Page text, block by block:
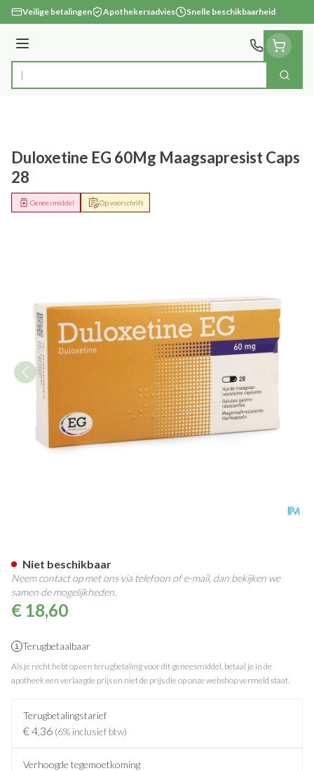
Ga naar de inhoud
Veilige betalingen Apothekersadvies Snelle beschikbaarheid
Menu
Product, merk, categorie... Zoek
Duloxetine EG 60Mg Maagsapresist Caps
28
Op voorschrift
Geneesmiddel
€ 18,60
Terugbetaalbaar
Als je recht hebt op een terugbetaling voor dit geneesmiddel, betaal je in de
apotheek een verlaagde prijs en niet de prijs die op onze webshop vermeld staat.
Terugbetalingstarief
€ 4,36 (6% inclusief btw)
Verhoogde tegemoetkoming
Niet beschikbaar
Neem contact op met ons via telefoon of e-mail, dan bekijken we
samen de mogelijkheden.